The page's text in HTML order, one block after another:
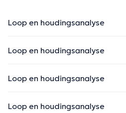
Loop en houdingsanalyse
Loop en houdingsanalyse
Loop en houdingsanalyse
Loop en houdingsanalyse